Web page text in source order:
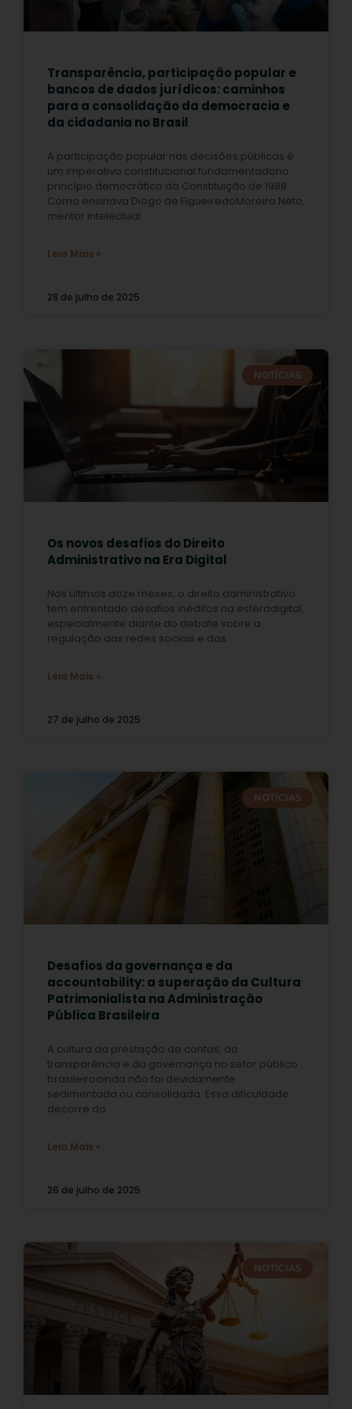
Transparência, participação popular e
bancos de dados jurídicos: caminhos
para a consolidação da democracia e
da cidadania no Brasil
A participação popular nas decisões públicas é
um imperativo constitucional fundamentadono
princípio democrático da Constituição de 1988.
Como ensinava Diogo de FigueiredoMoreira Neto,
mentor intelectual
Leia Mais »
28 de julho de 2025
NOTÍCIAS
Os novos desafios do Direito
Administrativo na Era Digital
Nos últimos doze meses, o direito administrativo
tem enfrentado desafios inéditos na esferadigital,
especialmente diante do debate sobre a
regulação das redes sociais e das
Leia Mais »
27 de julho de 2025
NOTÍCIAS
Desafios da governança e da
accountability: a superação da Cultura
Patrimonialista na Administração
Pública Brasileira
A cultura da prestação de contas, da
transparência e da governança no setor público
brasileiroainda não foi devidamente
sedimentada ou consolidada. Essa dificuldade
decorre do
Leia Mais »
26 de julho de 2025
NOTÍCIAS